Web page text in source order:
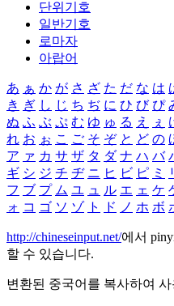
단위기호
일반기호
로마자
아랍어
あ ぁ か が さ ざ た だ な は
き ぎ し じ ち ぢ に ひ び ぴ
ぬ ふ ぶ ぷ む ゆ ゅ る え ぇ
れ お ぉ こ ご そ ぞ と ど の
ア ァ カ サ ザ タ ダ ナ ハ バ
ギ シ ジ チ ヂ ニ ヒ ビ ピ ミ
フ ブ プ ム ユ ュ ル エ ェ ケ
ォ コ ゴ ソ ゾ ト ド ノ ホ ボ
http://chineseinput.net/에서
할 수 있습니다.
변환된 중국어를 복사하여